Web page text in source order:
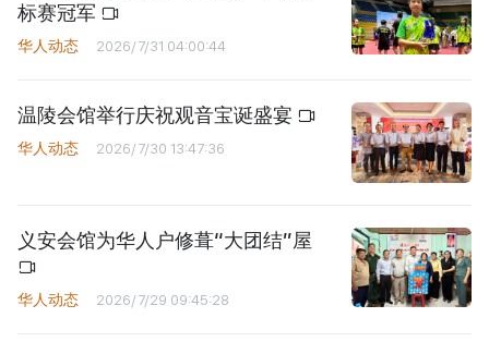
标赛冠军
华人动态 2026/7/31 04:00:44
温陵会馆举行庆祝观音宝诞盛宴
华人动态 2026/7/30 13:47:36
义安会馆为华人户修葺“大团结”屋
华人动态 2026/7/29 09:45:28